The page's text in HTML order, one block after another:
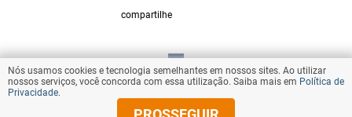
compartilhe
VOLTAR AO TOPO
© Copyright 2026 Diários Associados
Nós usamos cookies e tecnologia semelhantes em nossos sites. Ao utilizar
nossos serviços, você concorda com essa utilização. Saiba mais em Política de
Privacidade.